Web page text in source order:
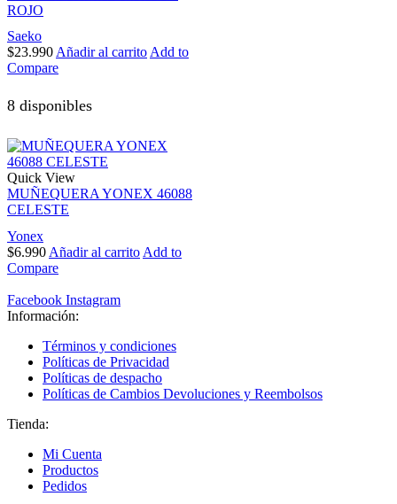
ROJO
Saeko
$23.990 Añadir al carrito Add to
Compare
8 disponibles
Quick View
MUÑEQUERA YONEX 46088
CELESTE
Yonex
$6.990 Añadir al carrito Add to
Compare
Facebook Instagram
Información:
Términos y condiciones
Políticas de Privacidad
Políticas de despacho
Políticas de Cambios Devoluciones y Reembolsos
Tienda:
Mi Cuenta
Productos
Pedidos